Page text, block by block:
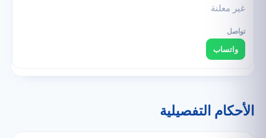
غير معلنة
واتساب
الأحكام التفصيلية